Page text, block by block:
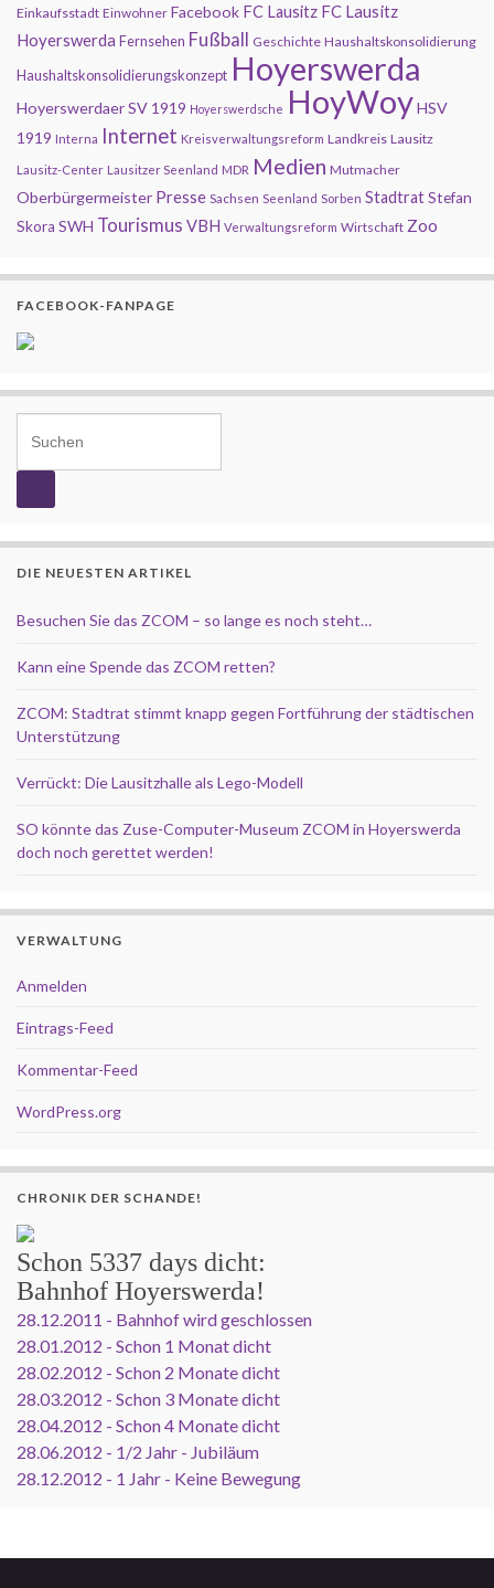
Einkaufsstadt Einwohner Facebook FC Lausitz FC Lausitz
Hoyerswerda Fernsehen Fußball Geschichte Haushaltskonsolidierung
Haushaltskonsolidierungskonzept Hoyerswerda
Hoyerswerdaer SV 1919 Hoyerswerdsche HoyWoyHSV
1919 Interna Internet Kreisverwaltungsreform Landkreis Lausitz
Lausitz-Center Lausitzer Seenland MDR Medien Mutmacher
Oberbürgermeister Presse Sachsen Seenland Sorben StadtratStefan
Skora SWH Tourismus VBH Verwaltungsreform Wirtschaft Zoo
FACEBOOK-FANPAGE
DIE NEUESTEN ARTIKEL
Besuchen Sie das ZCOM – so lange es noch steht…
Kann eine Spende das ZCOM retten?
ZCOM: Stadtrat stimmt knapp gegen Fortführung der städtischen
Unterstützung
Verrückt: Die Lausitzhalle als Lego-Modell
SO könnte das Zuse-Computer-Museum ZCOM in Hoyerswerda
doch noch gerettet werden!
VERWALTUNG
Anmelden
Eintrags-Feed
Kommentar-Feed
WordPress.org
CHRONIK DER SCHANDE!
Schon 5337 days dicht:
Bahnhof Hoyerswerda!
28.12.2011 - Bahnhof wird geschlossen
28.01.2012 - Schon 1 Monat dicht
28.02.2012 - Schon 2 Monate dicht
28.03.2012 - Schon 3 Monate dicht
28.04.2012 - Schon 4 Monate dicht
28.06.2012 - 1/2 Jahr - Jubiläum
28.12.2012 - 1 Jahr - Keine Bewegung